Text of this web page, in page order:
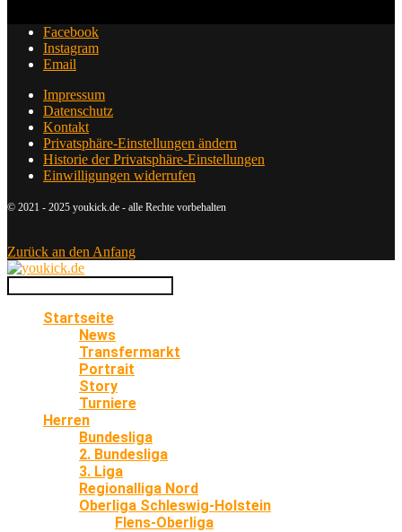
Facebook
Instagram
Email
Impressum
Datenschutz
Kontakt
Privatsphäre-Einstellungen ändern
Historie der Privatsphäre-Einstellungen
Einwilligungen widerrufen
© 2021 - 2025 youkick.de - alle Rechte vorbehalten
Zurück an den Anfang
Startseite
News
Transfermarkt
Portrait
Story
Turniere
Herren
Bundesliga
2. Bundesliga
3. Liga
Regionalliga Nord
Oberliga Schleswig-Holstein
Flens-Oberliga